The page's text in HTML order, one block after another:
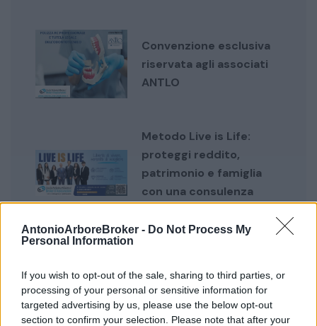
AntonioArboreBroker - Do Not Process My
Personal Information
If you wish to opt-out of the sale, sharing to third parties, or
processing of your personal or sensitive information for
targeted advertising by us, please use the below opt-out
section to confirm your selection. Please note that after your
Convenzione esclusiva
riservata agli associati
ANTLO
Metodo Live is Life:
proteggi reddito,
patrimonio e famiglia
con una consulenza